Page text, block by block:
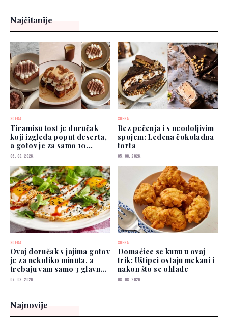
Najčitanije
SOFRA
Tiramisu tost je doručak
koji izgleda poput deserta,
a gotov je za samo 10
minuta
06. 08. 2026.
SOFRA
Bez pečenja i s neodoljivim
spojem: Ledena čokoladna
torta
05. 08. 2026.
SOFRA
Ovaj doručak s jajima gotov
je za nekoliko minuta, a
trebaju vam samo 3 glavna
sastojka
07. 08. 2026.
SOFRA
Domaćice se kunu u ovaj
trik: Uštipci ostaju mekani i
nakon što se ohlade
08. 08. 2026.
Najnovije